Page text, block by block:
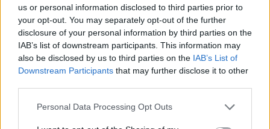
us or personal information disclosed to third parties prior to
your opt-out. You may separately opt-out of the further
disclosure of your personal information by third parties on the
IAB’s list of downstream participants. This information may
also be disclosed by us to third parties on the IAB’s List of
Downstream Participants that may further disclose it to other
Personal Data Processing Opt Outs